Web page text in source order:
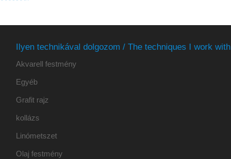
Ilyen technikával dolgozom / The techniques I work with
Akvarell festmény
Egyéb
Grafit rajz
kollázs
Linómetszet
Olaj festmény